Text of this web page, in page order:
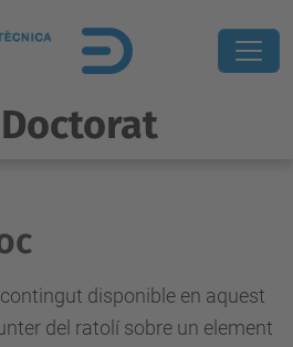
Doctorat
disponible en aquest
del ratolí sobre un element